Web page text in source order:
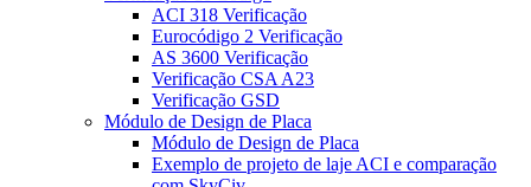
ACI 318 Verificação
Eurocódigo 2 Verificação
AS 3600 Verificação
Verificação CSA A23
Verificação GSD
Módulo de Design de Placa
Módulo de Design de Placa
Exemplo de projeto de laje ACI e comparação